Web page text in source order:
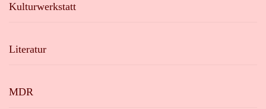
Kulturwerkstatt
Literatur
MDR